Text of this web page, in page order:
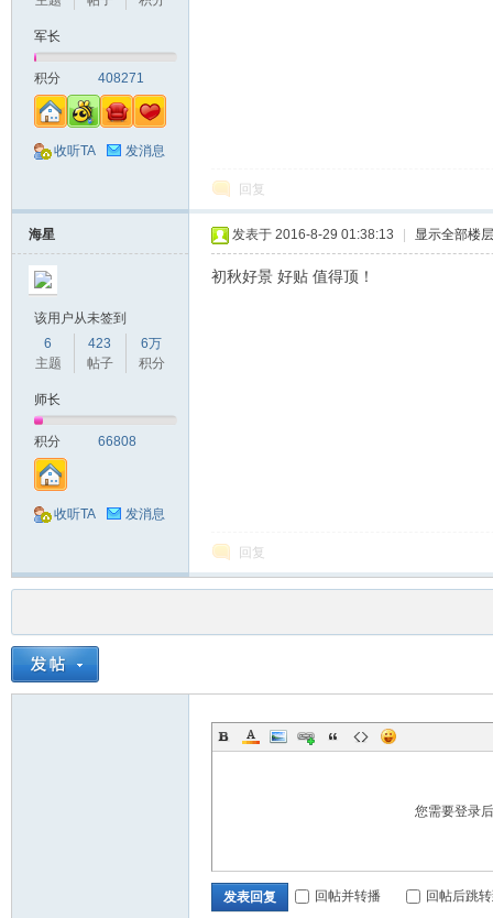
军长
积分 408271
收听TA 发消息
回复
海星
该用户从未签到
6
主题
423
帖子
6万
积分
师长
积分 66808
收听TA 发消息
发表于 2016-8-29 01:38:13 显示全部楼层
初秋好景 好贴 值得顶！
回复
您需要登录
发表回复 回帖并转播 回帖后跳